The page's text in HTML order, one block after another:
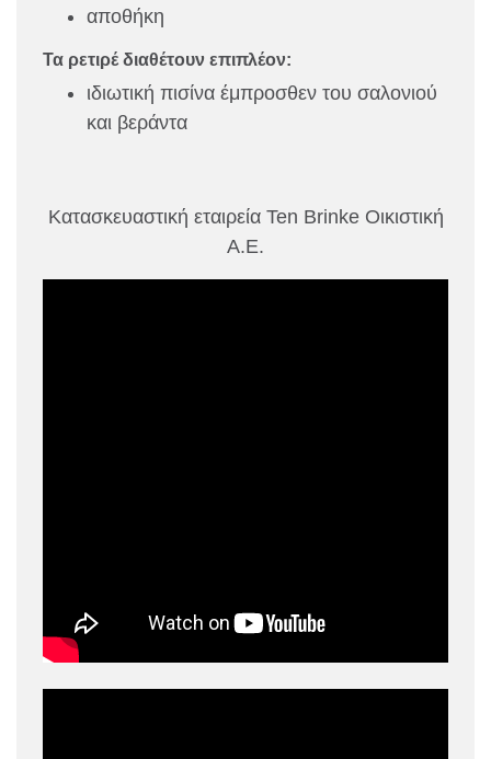
αποθήκη
Τα ρετιρέ διαθέτουν επιπλέον:
ιδιωτική πισίνα έμπροσθεν του σαλονιού
και βεράντα
Κατασκευαστική εταιρεία Ten Brinke Οικιστική
Α.Ε.